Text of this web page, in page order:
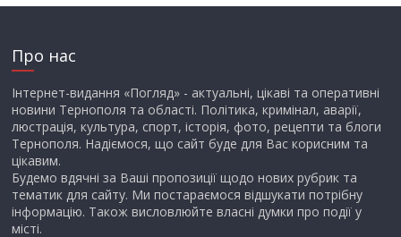
Про нас
Інтернет-видання «Погляд» - актуальні, цікаві та оперативні
новини Тернополя та області. Політика, кримінал, аварії,
люстрація, культура, спорт, історія, фото, рецепти та блоги
Тернополя. Надіємося, що сайт буде для Вас корисним та
цікавим.
Будемо вдячні за Ваші пропозиції щодо нових рубрик та
тематик для сайту. Ми постараємося відшукати потрібну
інформацію. Також висловлюйте власні думки про події у
місті.